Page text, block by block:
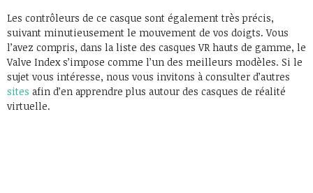
Les contrôleurs de ce casque sont également très précis,
suivant minutieusement le mouvement de vos doigts. Vous
l’avez compris, dans la liste des casques VR hauts de gamme, le
Valve Index s’impose comme l’un des meilleurs modèles. Si le
sujet vous intéresse, nous vous invitons à consulter d’autres
sites afin d’en apprendre plus autour des casques de réalité
virtuelle.